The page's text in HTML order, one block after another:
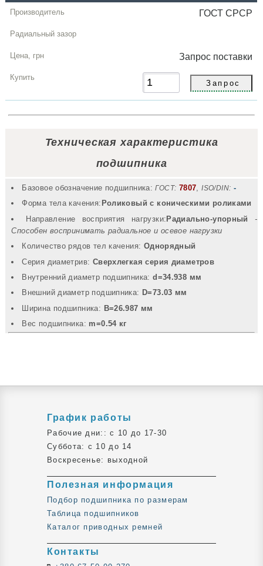
ГОСТ СРСР
Запрос поставки
Техническая характеристика
подшипника
Базовое обозначение подшипника: ГОСТ: 7807,ISO/DIN: -
Форма тела качения: Роликовый с коническими роликами
Направление восприятия нагрузки: Радиально-упорный
-
Способен воспринимать радиальное и осевое нагрузки
Количество рядов тел качения: Однорядный
Серия диаметрив: Сверхлегкая серия диаметров
Внутренний диаметр подшипника:d=34.938 мм
Внешний диаметр подшипника: D=73.03 мм
Ширина подшипника: B=26.987 мм
Вec подшипника: m=0.54 кг
График работы
Рабочие дни:: c 10 до 17-30
Суббота: c 10 до 14
Воскресенье: выходной
Полезная информация
Подбор подшипника по размерам
Таблица подшипников
Каталог приводных ремней
Контакты